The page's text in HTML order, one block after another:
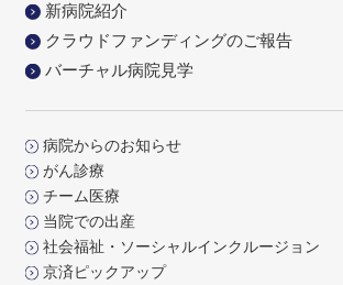
新病院紹介
クラウドファンディングのご報告
バーチャル病院見学
病院からのお知らせ
がん診療
チーム医療
当院での出産
社会福祉・ソーシャルインクルージョン
京済ピックアップ